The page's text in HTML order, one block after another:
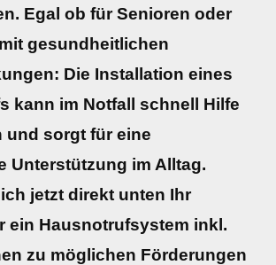
Egal ob für Senioren oder
gesundheitlichen
Die Installation eines
kann im Notfall schnell Hilfe
und sorgt für eine
Unterstützung im Alltag.
jetzt direkt unten Ihr
ein Hausnotrufsystem inkl.
zu möglichen Förderungen